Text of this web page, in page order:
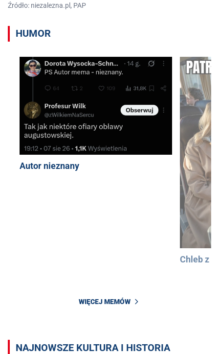
Źródło: niezalezna.pl, PAP
HUMOR
Autor nieznany
Chleb z
WIĘCEJ MEMÓW
NAJNOWSZE KULTURA I HISTORIA